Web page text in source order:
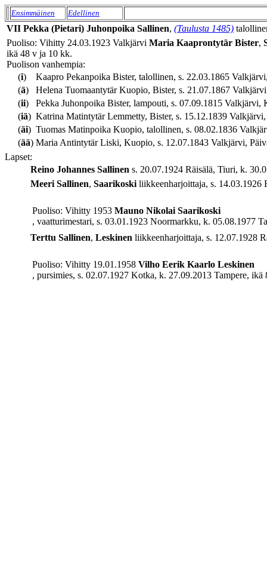
Ensimmäinen Edellinen
VII Pekka (Pietari) Juhonpoika Sallinen, (Taulusta 1485)
Puoliso: Vihitty 24.03.1923 Valkjärvi Maria Kaaprontytär Bister,
ikä 48 v ja 10 kk.
Puolison vanhempia:
(i)
Kaapro Pekanpoika Bister, talollinen, s. 22.03.1865
(ä)
Helena Tuomaantytär Kuopio, Bister, s. 21.07.1867
(ii)
Pekka Juhonpoika Bister, lampouti, s. 07.09.1815
(iä) Katrina Matintytär Lemmetty, Bister, s. 15.12.1839
(äi) Tuomas Matinpoika Kuopio, talollinen, s. 08.02.1836
(ää) Maria Antintytär Liski, Kuopio, s. 12.07.1843 Valkjärvi,
Lapset:
Reino Johannes Sallinen s. 20.07.1924 Räisälä, Tiuri, k.
Meeri Sallinen, Saarikoski liikkeenharjoittaja, s. 14.03.1926
Puoliso: Vihitty 1953 Mauno Nikolai Saarikoski
, vaatturimestari, s. 03.01.1923 Noormarkku, k. 05.08.1977
Terttu Sallinen, Leskinen liikkeenharjoittaja, s. 12.07.1928
Puoliso: Vihitty 19.01.1958 Vilho Eerik Kaarlo Leskinen
, pursimies, s. 02.07.1927 Kotka, k. 27.09.2013 Tampere, ikä